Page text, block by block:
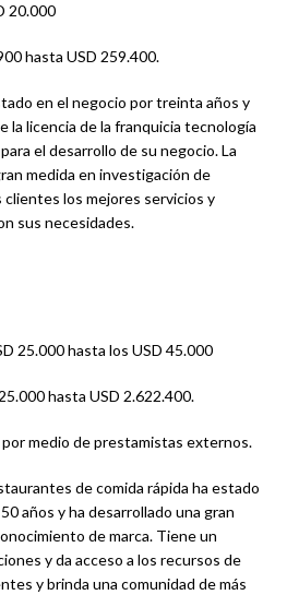
20.000
hasta USD 259.400.
en el negocio por treinta años y
la licencia de la franquicia tecnología
el desarrollo de su negocio. La
medida en investigación de
clientes los mejores servicios y
sus necesidades.
25.000 hasta los USD 45.000
hasta USD 2.622.400.
medio de prestamistas externos.
de comida rápida ha estado
años y ha desarrollado una gran
de marca. Tiene un
y da acceso a los recursos de
y brinda una comunidad de más